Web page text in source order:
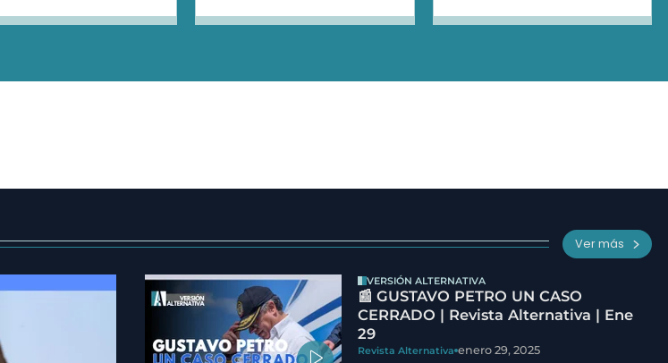
Ver más
VERSIÓN ALTERNATIVA
📰 GUSTAVO PETRO UN CASO
CERRADO | Revista Alternativa | Ene
29
Revista Alternativa enero 29, 2025